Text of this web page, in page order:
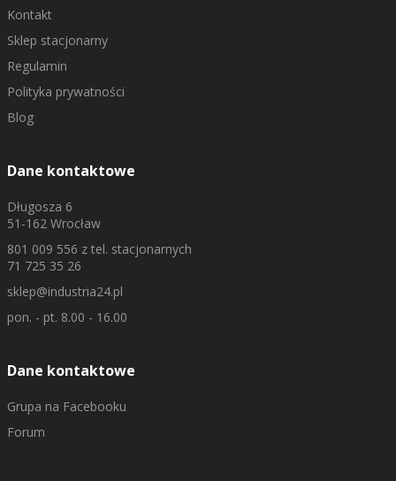
Kontakt
Sklep stacjonarny
Regulamin
Polityka prywatności
Blog
Dane kontaktowe
Długosza 6
51-162 Wrocław
801 009 556 z tel. stacjonarnych
71 725 35 26
sklep@industria24.pl
pon. - pt. 8.00 - 16.00
Dane kontaktowe
Grupa na Facebooku
Forum